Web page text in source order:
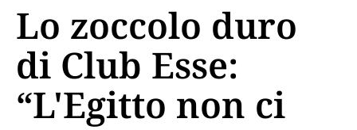
Lo zoccolo duro
di Club Esse:
“L'Egitto non ci